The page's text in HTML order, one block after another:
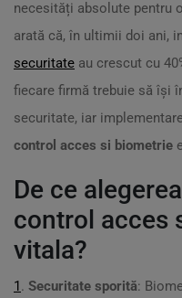
necesități absolute pentru
arată că, în ultimii doi ani,
securitate au crescut cu
fiecare firmă trebuie să își
securitate, iar
control acces si biometrie
De ce
control acces
vitala?
1. Securitate sporită: